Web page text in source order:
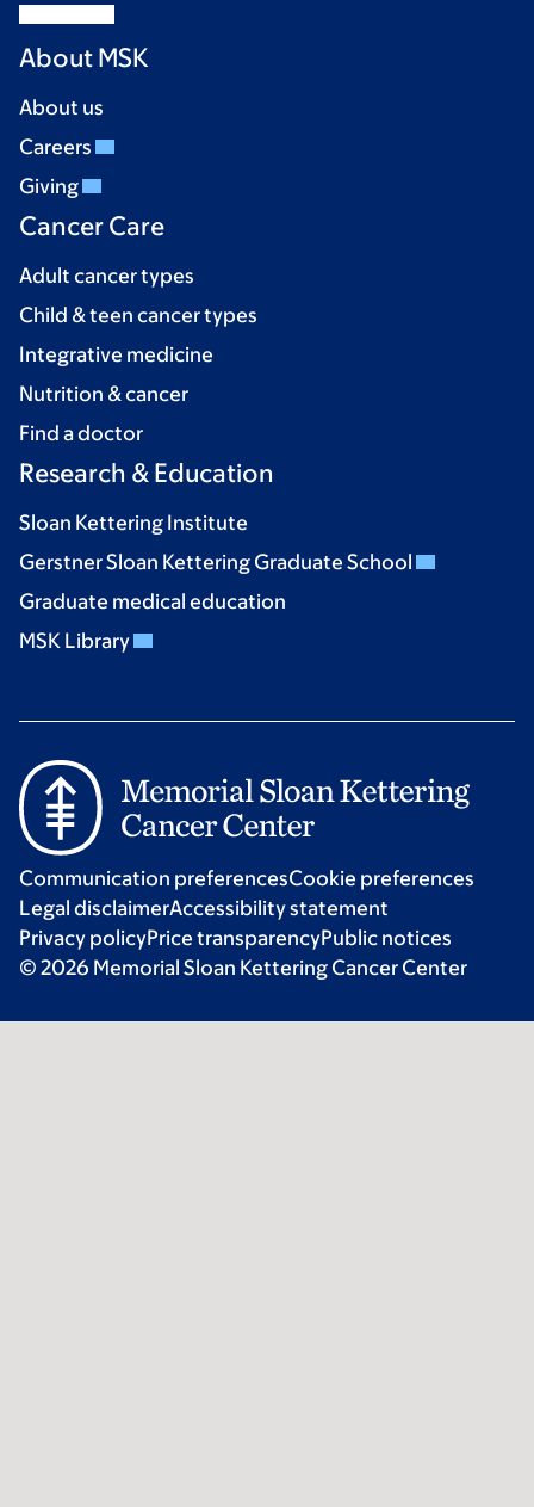
About MSK
About us
Careers
Giving
Cancer Care
Adult cancer types
Child & teen cancer types
Integrative medicine
Nutrition & cancer
Find a doctor
Research & Education
Sloan Kettering Institute
Gerstner Sloan Kettering Graduate School
Graduate medical education
MSK Library
Communication preferencesCookie preferences
Legal disclaimerAccessibility statement
Privacy policyPrice transparencyPublic notices
© 2026 Memorial Sloan Kettering Cancer Center